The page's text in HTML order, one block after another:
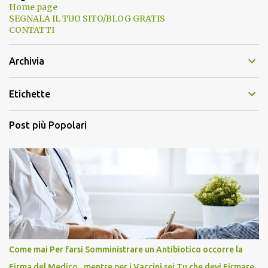
Home page
SEGNALA IL TUO SITO/BLOG GRATIS
CONTATTI
Archivia
Etichette
Post più Popolari
Come mai Per farsi Somministrare un Antibiotico occorre la